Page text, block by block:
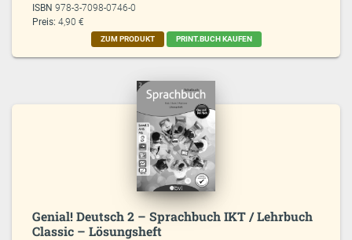
ISBN978-3-7098-0746-0
Preis: 4,90 €
ZUM PRODUKT PRINT.BUCH KAUFEN
Genial! Deutsch 2 – Sprachbuch IKT / Lehrbuch
Classic – Lösungsheft